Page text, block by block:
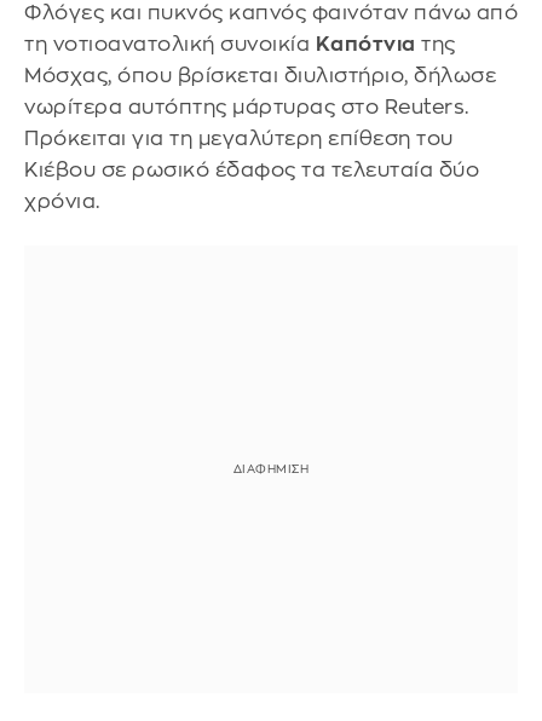
Φλόγες και πυκνός καπνός φαινόταν πάνω από
τη νοτιοανατολική συνοικία Καπότνια της
Μόσχας, όπου βρίσκεται διυλιστήριο, δήλωσε
νωρίτερα αυτόπτης μάρτυρας στο Reuters.
Πρόκειται για τη μεγαλύτερη επίθεση του
Κιέβου σε ρωσικό έδαφος τα τελευταία δύο
χρόνια.